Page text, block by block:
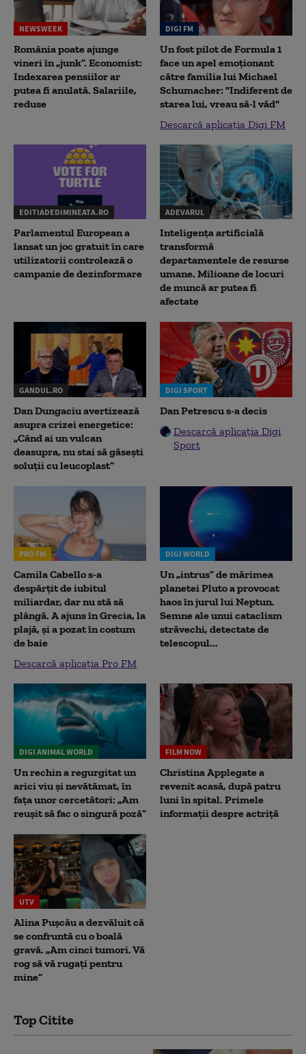
NEWSWEEK
România poate ajunge
vineri în „junk”. Economist:
Indexarea pensiilor ar
putea fi anulată. Salariile,
reduse
DIGI FM
Un fost pilot de Formula 1
face un apel emoționant
către familia lui Michael
Schumacher: "Indiferent de
starea lui, vreau să-l văd"
Descarcă aplicația Digi FM
EDITIADEDIMINEATA.RO
Parlamentul European a
lansat un joc gratuit în care
utilizatorii controlează o
campanie de dezinformare
ADEVARUL
Inteligența artificială
transformă
departamentele de resurse
umane. Milioane de locuri
de muncă ar putea fi
afectate
GANDUL.RO
Dan Dungaciu avertizează
asupra crizei energetice:
„Când ai un vulcan
deasupra, nu stai să găsești
soluții cu leucoplast”
DIGI SPORT
Dan Petrescu s-a decis
Descarcă aplicația Digi
Sport
PRO FM
Camila Cabello s-a
despărțit de iubitul
miliardar, dar nu stă să
plângă. A ajuns în Grecia, la
plajă, și a pozat în costum
de baie
Descarcă aplicația Pro FM
DIGI WORLD
Un „intrus” de mărimea
planetei Pluto a provocat
haos în jurul lui Neptun.
Semne ale unui cataclism
străvechi, detectate de
telescopul...
DIGI ANIMAL WORLD
Un rechin a regurgitat un
arici viu și nevătămat, în
fața unor cercetători: „Am
reușit să fac o singură poză”
FILM NOW
Christina Applegate a
revenit acasă, după patru
luni în spital. Primele
informații despre actriță
UTV
Alina Pușcău a dezvăluit că
se confruntă cu o boală
gravă. „Am cinci tumori. Vă
rog să vă rugați pentru
mine”
Top Citite